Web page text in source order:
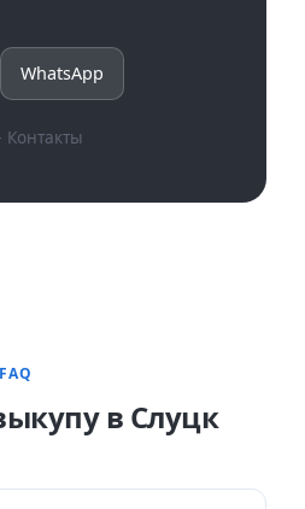
WhatsApp
Контакты
FAQ
в Слуцк